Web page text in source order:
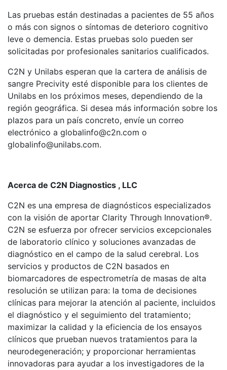
Las pruebas están destinadas a pacientes de 55 años
o más con signos o síntomas de deterioro cognitivo
leve o demencia. Estas pruebas solo pueden ser
solicitadas por profesionales sanitarios cualificados.
C2N y Unilabs esperan que la cartera de análisis de
sangre Precivity esté disponible para los clientes de
Unilabs en los próximos meses, dependiendo de la
región geográfica. Si desea más información sobre los
plazos para un país concreto, envíe un correo
electrónico a globalinfo@c2n.com o
globalinfo@unilabs.com.
Acerca de C2N Diagnostics , LLC
C2N es una empresa de diagnósticos especializados
con la visión de aportar Clarity Through Innovation®.
C2N se esfuerza por ofrecer servicios excepcionales
de laboratorio clínico y soluciones avanzadas de
diagnóstico en el campo de la salud cerebral. Los
servicios y productos de C2N basados en
biomarcadores de espectrometría de masas de alta
resolución se utilizan para: la toma de decisiones
clínicas para mejorar la atención al paciente, incluidos
el diagnóstico y el seguimiento del tratamiento;
maximizar la calidad y la eficiencia de los ensayos
clínicos que prueban nuevos tratamientos para la
neurodegeneración; y proporcionar herramientas
innovadoras para ayudar a los investigadores de la